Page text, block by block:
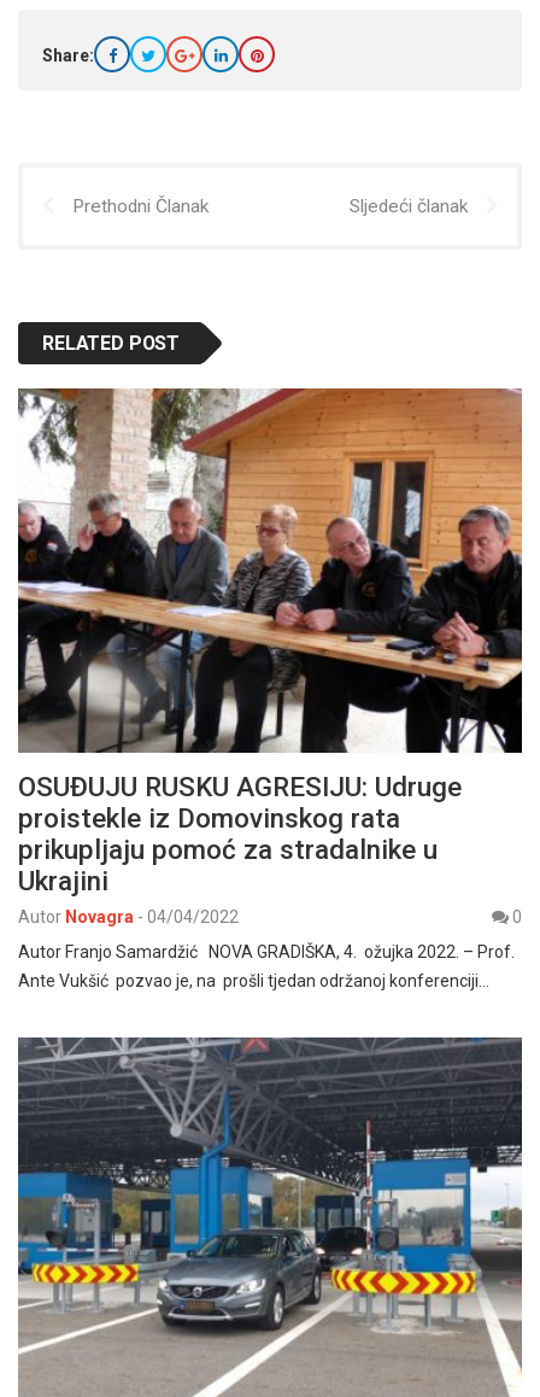
Share:
Prethodni Članak Sljedeći članak
RELATED POST
OSUĐUJU RUSKU AGRESIJU: Udruge
proistekle iz Domovinskog rata
prikupljaju pomoć za stradalnike u
Ukrajini
Autor Novagra - 04/04/2022
0
Autor Franjo Samardžić NOVA GRADIŠKA, 4. ožujka 2022. – Prof.
Ante Vukšić pozvao je, na prošli tjedan održanoj konferenciji…